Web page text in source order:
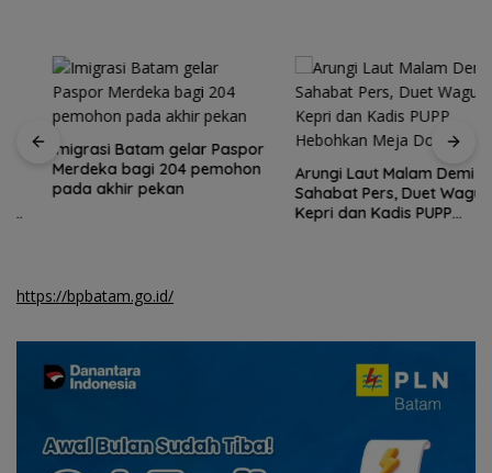
Imigrasi Batam gelar Paspor
Merdeka bagi 204 pemohon
pada akhir pekan
Arungi Laut Malam Demi
Sahabat Pers, Duet Wagub
Kepri dan Kadis PUPP
https://bpbatam.go.id/